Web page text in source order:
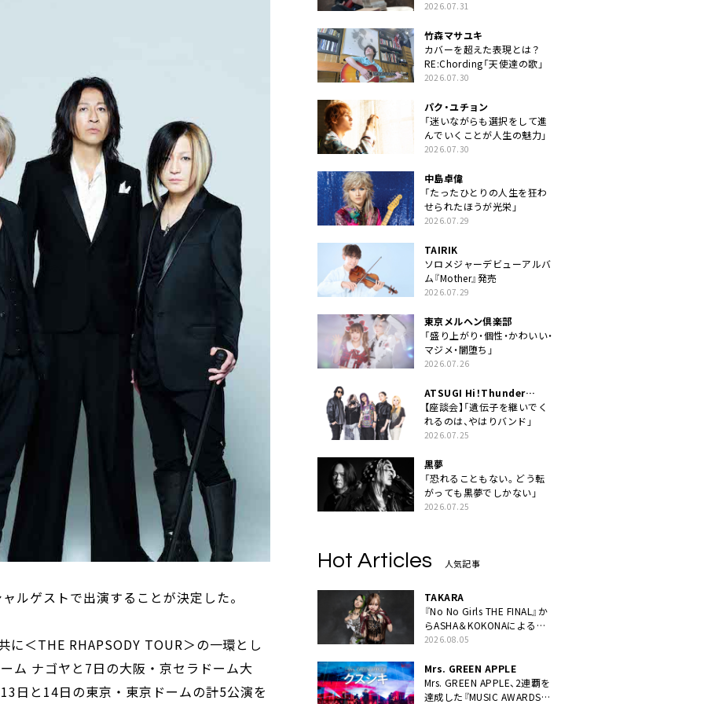
ルゲストで出演することが決定した。
に＜THE RHAPSODY TOUR＞の一環とし
ム ナゴヤと7日の大阪・京セラドーム大
日と14日の東京・東京ドームの計5公演を
クトに」
2026.07.31
竹森マサユキ
カバーを超えた表現とは？
RE:Chording「天使達の歌」
2026.07.30
パク・ユチョン
「迷いながらも選択をして進
んでいくことが人生の魅力」
2026.07.30
中島卓偉
「たったひとりの人生を狂わ
せられたほうが光栄」
2026.07.29
TAIRIK
ソロメジャーデビューアルバ
ム『Mother』発売
2026.07.29
東京メルヘン倶楽部
「盛り上がり・個性・かわいい・
マジメ・闇堕ち」
2026.07.26
ATSUGI Hi！Thunder
Rock Festival
【座談会】「遺伝子を継いでく
れるのは、やはりバンド」
2026.07.25
黒夢
「恐れることもない。どう転
がっても黒夢でしかない」
2026.07.25
Hot Articles 人気記事
TAKARA
『No No Girls THE FINAL』か
らASHA＆KOKONAによるユ
ニット・TAKARAがデビュー
2026.08.05
Mrs. GREEN APPLE
Mrs. GREEN APPLE、2連覇を
達成した『MUSIC AWARDS